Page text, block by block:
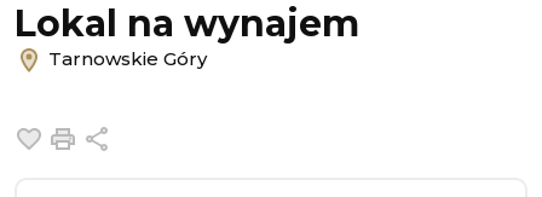
Lokal na wynajem
Tarnowskie Góry
Dodaj do ulubionych
Drukuj